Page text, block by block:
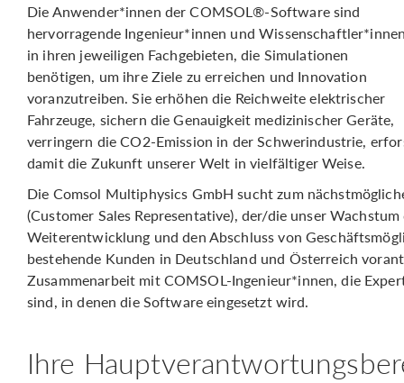
Die Anwender*innen der COMSOL®-Software sind
hervorragende Ingenieur*innen und
in ihren jeweiligen Fachgebieten, die Simulationen
benötigen, um ihre Ziele zu erreichen und Innovation
voranzutreiben. Sie erhöhen die Reichweite elektrischer
Fahrzeuge, sichern die Genauigkeit medizinischer Geräte,
verringern die CO2-Emission in der Schwerindustrie,
damit die Zukunft unserer Welt in vielfältiger Weise.
Die Comsol Multiphysics GmbH sucht zum
(Customer Sales Representative), der/die unser
Weiterentwicklung und den Abschluss von
bestehende Kunden in Deutschland und Österreich
Zusammenarbeit mit COMSOL-Ingenieur*innen, die
sind, in denen die Software eingesetzt wird.
Ihre